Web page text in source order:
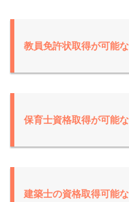
教員免許状取得が可能
保育士資格取得が可能
建築士の資格取得可能